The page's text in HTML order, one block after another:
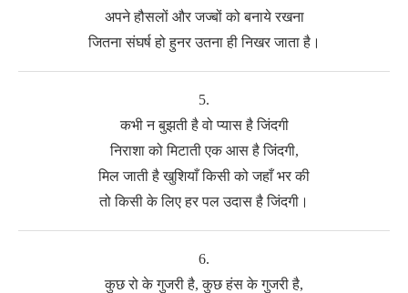
अपने हौसलों और जज्बों को बनाये रखना
जितना संघर्ष हो हुनर उतना ही निखर जाता है।
5.
कभी न बुझती है वो प्यास है जिंदगी
निराशा को मिटाती एक आस है जिंदगी,
मिल जाती है खुशियाँ किसी को जहाँ भर की
तो किसी के लिए हर पल उदास है जिंदगी।
6.
कुछ रो के गुजरी है, कुछ हंस के गुजरी है,